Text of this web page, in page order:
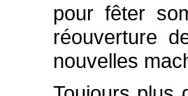
pour fêter
réouverture
nouvelles